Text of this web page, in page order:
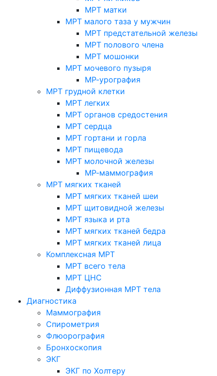
МРТ матки
МРТ малого таза у мужчин
МРТ предстательной железы
МРТ полового члена
МРТ мошонки
МРТ мочевого пузыря
МР-урография
МРТ грудной клетки
МРТ легких
МРТ органов средостения
МРТ сердца
МРТ гортани и горла
МРТ пищевода
МРТ молочной железы
МР-маммография
МРТ мягких тканей
МРТ мягких тканей шеи
МРТ щитовидной железы
МРТ языка и рта
МРТ мягких тканей бедра
МРТ мягких тканей лица
Комплексная МРТ
МРТ всего тела
МРТ ЦНС
Диффузионная МРТ тела
Диагностика
Маммография
Спирометрия
Флюорография
Бронхоскопия
ЭКГ
ЭКГ по Холтеру